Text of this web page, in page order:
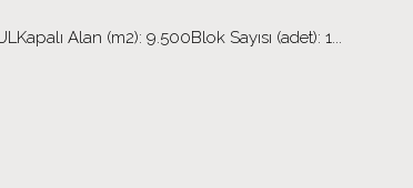
Alan (m2): 9.500Blok Sayısı (adet): 1...